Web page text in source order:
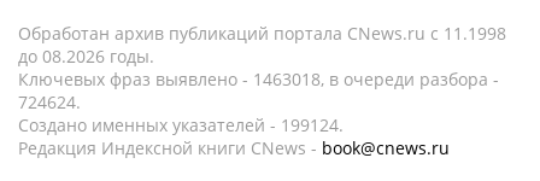
Обработан архив публикаций портала CNews.ru c 11.1998
до 08.2026 годы.
Ключевых фраз выявлено - 1463018, в очереди разбора -
724624.
Создано именных указателей - 199124.
Редакция Индексной книги CNews - book@cnews.ru